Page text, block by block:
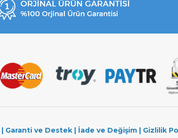
| Garanti ve Destek | İade ve Değişim | Gizlilik